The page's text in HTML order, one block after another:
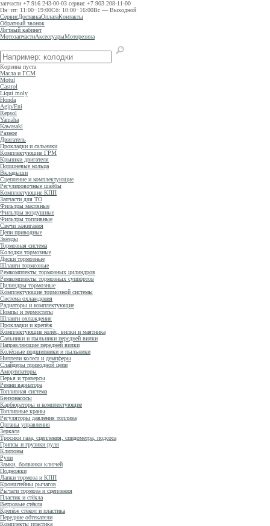
запчасти +7 916 243-00-03 сервис +7 903 208-11-00
Пн−пт: 11:00−19:00Сб: 10:00−16:00Вс — Выходной
СервисДоставкаОплатаКонтакты
Обратный звонок
Личный кабинет
МотозапчастиАксессуарыМоторезина
Корзина пуста
Масла и ГСМ
Motul
Castrol
Liqui moly
Honda
Agip/Eni
Repsol
Yamaha
Kawasaki
Разное
Двигатель
Прокладки и сальники
Комплектующие ГРМ
Крышки двигателя
Поршневые кольца
Вкладыши
Сцепление и комплектующие
Регулировочные шайбы
Комплектующие КПП
Запчасти для ТО
Фильтры масляные
Фильтры воздушные
Фильтры топливные
Свечи зажигания
Цепи приводные
Звёзды
Тормозная система
Колодки тормозные
Диски тормозные
Шланги тормозные
Ремкомплекты тормозных цилиндров
Ремкомплекты тормозных суппортов
Цилиндры тормозные
Комплектующие тормозной системы
Система охлаждения
Радиаторы и комплектующие
Помпы и термостаты
Шланги охлаждения
Прокладки и крепёж
Комплектующие колёс, вилки и маятника
Сальники и пыльники передней вилки
Направляющие передней вилки
Колёсные подшипники и пыльники
Ниппели колеса и демпферы
Слайдеры приводной цепи
Амортизаторы
Перья и траверсы
Ремни вариатора
Топливная система
Бензонасосы
Карбюраторы и комплектующие
Топливные краны
Регуляторы давления топлива
Органы управления
Зеркала
Тросики газа, сцепления, спидометра, подсоса
Грипсы и грузики руля
Клипоны
Рули
Замки, болванки ключей
Подножки
Лапки тормоза и КПП
Кронштейны рычагов
Рычаги тормоза и сцепления
Пластик и стёкла
Ветровые стёкла
Крепёж стёкол и пластика
Передние обтекатели
Комплекты пластика